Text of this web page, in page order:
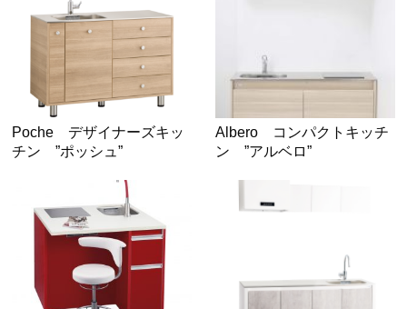
Poche デザイナーズキッ
チン ”ポッシュ”
Albero コンパクトキッチ
ン ”アルベロ”